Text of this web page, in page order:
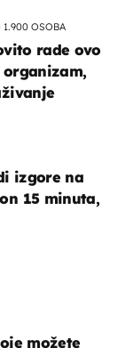
1.900 OSOBA
rade ovo
izgore na
15 minuta,
možete